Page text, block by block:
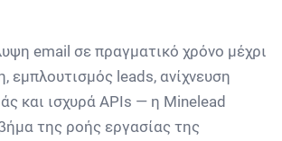
email σε πραγματικό χρόνο μέχρι
εμπλουτισμός leads, ανίχνευση
και ισχυρά APIs — η Minelead
της ροής εργασίας της